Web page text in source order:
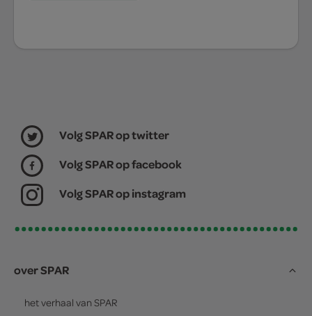
Volg SPAR op twitter
Volg SPAR op facebook
Volg SPAR op instagram
over SPAR
het verhaal van SPAR